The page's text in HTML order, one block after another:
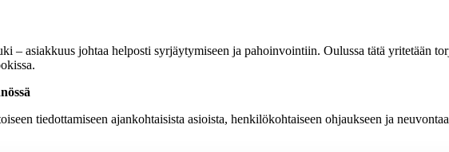
– asiakkuus johtaa helposti syrjäytymiseen ja pahoinvointiin. Oulussa tätä yritetään
tiedottamiseen ajankohtaisista asioista, henkilökohtaiseen ohjaukseen ja